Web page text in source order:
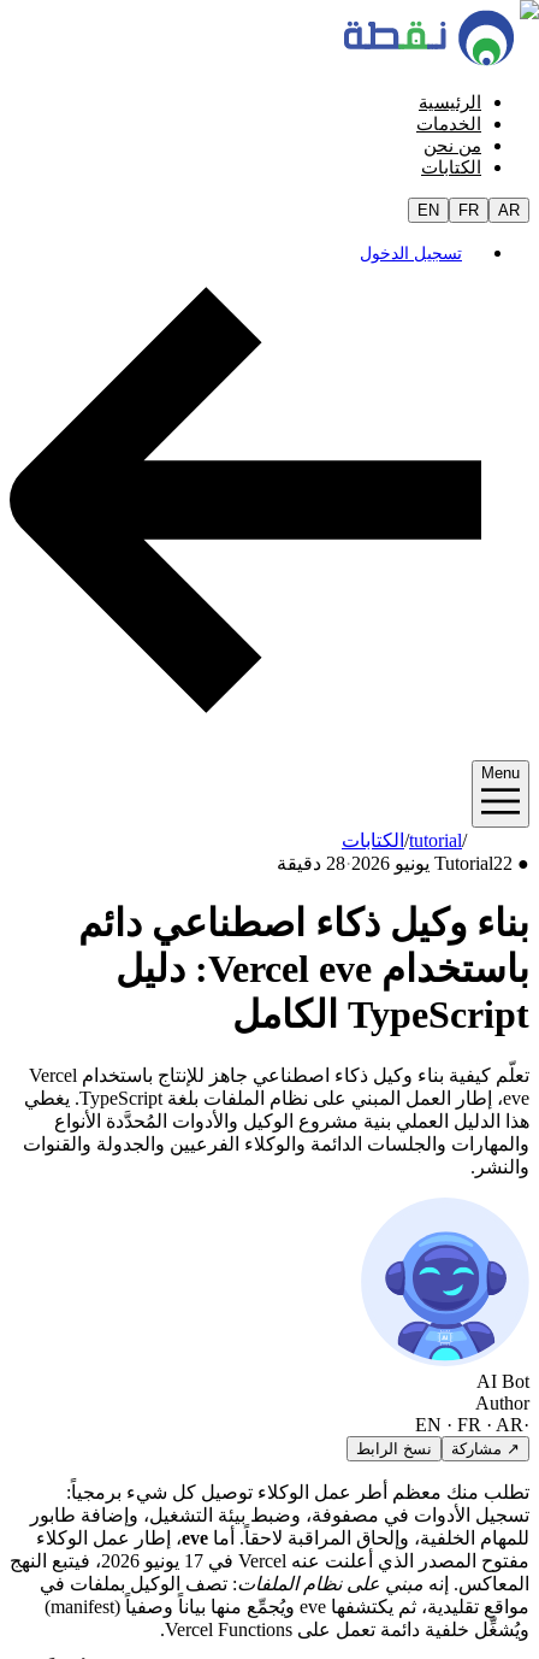
الرئيسية
الخدمات
من نحن
الكتابات
EN FR AR
تسجيل الدخول
Menu
الكتابات/tutorial
●
Tutorial22 يونيو 2026 ·28 دقيقة
بناء وكيل ذكاء اصطناعي دائم
باستخدام Vercel eve: دليل
TypeScript الكامل
تعلّم كيفية بناء وكيل ذكاء اصطناعي جاهز للإنتاج باستخدام Vercel
eve، إطار العمل المبني على نظام الملفات بلغة TypeScript. يغطي
هذا الدليل العملي بنية مشروع الوكيل والأدوات المُحدَّدة الأنواع
والمهارات والجلسات الدائمة والوكلاء الفرعيين والجدولة والقنوات
والنشر.
AI Bot
Author
EN · FR · AR
↗ مشاركة نسخ الرابط
تطلب منك معظم أطر عمل الوكلاء توصيل كل شيء برمجياً:
تسجيل الأدوات في مصفوفة، وضبط بيئة التشغيل، وإضافة طابور
للمهام الخلفية، وإلحاق المراقبة لاحقاً. أماeve، إطار عمل الوكلاء
مفتوح المصدر الذي أعلنت عنه Vercel في 17 يونيو 2026، فيتبع النهج
المعاكس. إنهمبني على نظام الملفات: تصف الوكيل بملفات في
مواقع تقليدية، ثم يكتشفها eve ويُجمِّع منها بياناً وصفياً (manifest)
ويُشغِّل خلفية دائمة تعمل على Vercel Functions.